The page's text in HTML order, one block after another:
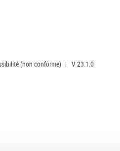
(non conforme) | V 23.1.0